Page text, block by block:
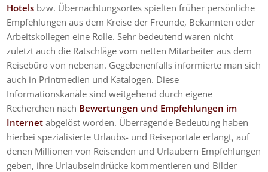
Hotels bzw. Übernachtungsortes spielten früher persönliche
Empfehlungen aus dem Kreise der Freunde, Bekannten oder
Arbeitskollegen eine Rolle. Sehr bedeutend waren nicht
zuletzt auch die Ratschläge vom netten Mitarbeiter aus dem
Reisebüro von nebenan. Gegebenenfalls informierte man sich
auch in Printmedien und Katalogen. Diese
Informationskanäle sind weitgehend durch eigene
Recherchen nach Bewertungen und Empfehlungen im
Internet abgelöst worden. Überragende Bedeutung haben
hierbei spezialisierte Urlaubs- und Reiseportale erlangt, auf
denen Millionen von Reisenden und Urlaubern Empfehlungen
geben, ihre Urlaubseindrücke kommentieren und Bilder